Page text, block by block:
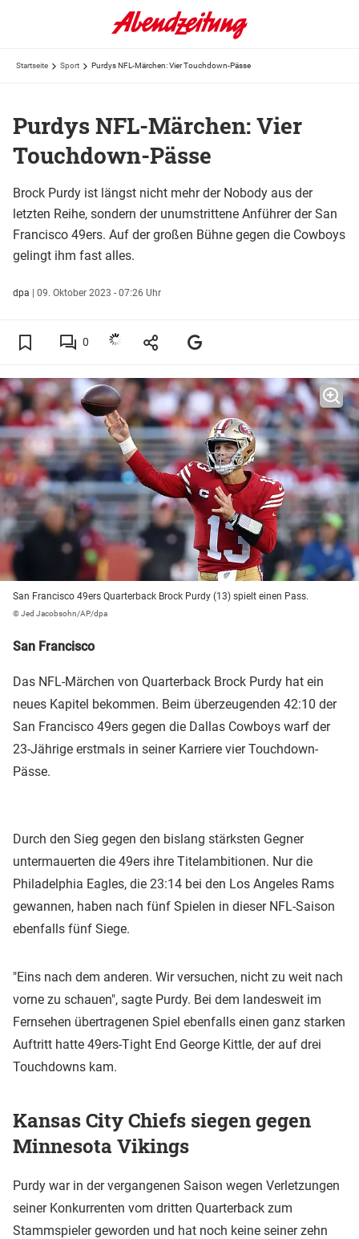
Startseite Sport Purdys NFL-Märchen: Vier Touchdown-Pässe
Purdys NFL-Märchen: Vier
Touchdown-Pässe
Brock Purdy ist längst nicht mehr der Nobody aus der
letzten Reihe, sondern der unumstrittene Anführer der San
Francisco 49ers. Auf der großen Bühne gegen die Cowboys
gelingt ihm fast alles.
dpa | 09. Oktober 2023 - 07:26 Uhr
0
San Francisco 49ers Quarterback Brock Purdy (13) spielt einen Pass.
© Jed Jacobsohn/AP/dpa
San Francisco
Das NFL-Märchen von Quarterback Brock Purdy hat ein
neues Kapitel bekommen. Beim überzeugenden 42:10 der
San Francisco 49ers gegen die Dallas Cowboys warf der
23-Jährige erstmals in seiner Karriere vier Touchdown-
Pässe.
Durch den Sieg gegen den bislang stärksten Gegner
untermauerten die 49ers ihre Titelambitionen. Nur die
Philadelphia Eagles, die 23:14 bei den Los Angeles Rams
gewannen, haben nach fünf Spielen in dieser NFL-Saison
ebenfalls fünf Siege.
"Eins nach dem anderen. Wir versuchen, nicht zu weit nach
vorne zu schauen", sagte Purdy. Bei dem landesweit im
Fernsehen übertragenen Spiel ebenfalls einen ganz starken
Auftritt hatte 49ers-Tight End George Kittle, der auf drei
Touchdowns kam.
Kansas City Chiefs siegen gegen
Minnesota Vikings
Purdy war in der vergangenen Saison wegen Verletzungen
seiner Konkurrenten vom dritten Quarterback zum
Stammspieler geworden und hat noch keine seiner zehn